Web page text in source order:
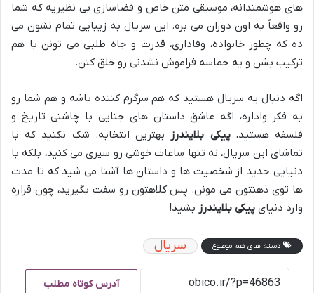
های هوشمندانه، موسیقی متن خاص و فضاسازی بی نظیریه که شما
رو واقعاً به اون دوران می بره. این سریال به زیبایی تمام نشون می
ده که چطور خانواده، وفاداری، قدرت و جاه طلبی می تونن با هم
ترکیب بشن و یه حماسه فراموش نشدنی رو خلق کنن.
اگه دنبال یه سریال هستید که هم سرگرم کننده باشه و هم شما رو
به فکر واداره، اگه عاشق داستان های جنایی با چاشنی تاریخ و
فلسفه هستید،پیکی بلایندرز بهترین انتخابه. شک نکنید که با
تماشای این سریال، نه تنها ساعات خوشی رو سپری می کنید، بلکه با
دنیایی جدید از شخصیت ها و داستان ها آشنا می شید که تا مدت
ها توی ذهنتون می مونن. پس کلاهتون رو سفت بگیرید، چون قراره
وارد دنیای پیکی بلایندرز بشید!
دسته های هم موضوع سریال
آدرس کوتاه مطلب